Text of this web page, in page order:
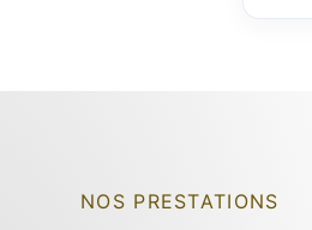
NOS PRESTATIONS